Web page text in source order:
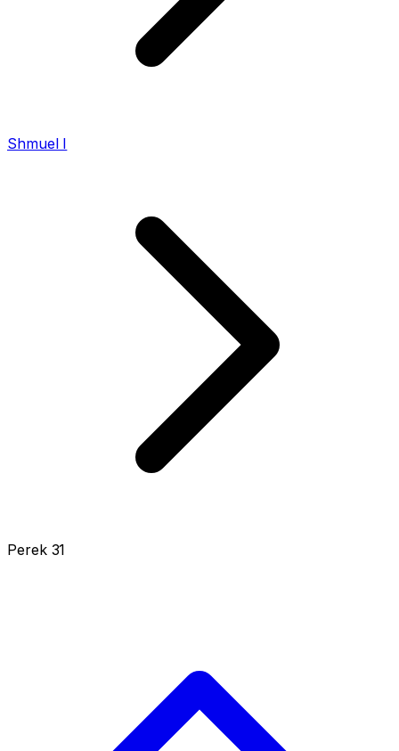
Shmuel I
Perek 31